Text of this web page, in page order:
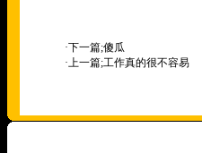
·下一篇;傻瓜
·上一篇;工作真的很不容易